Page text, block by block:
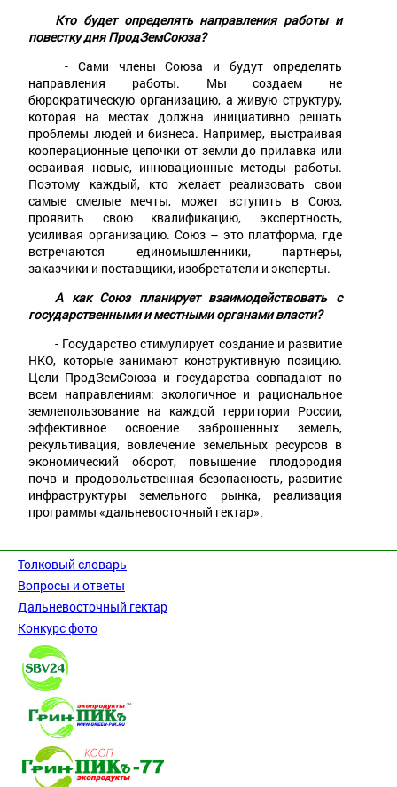
Кто будет определять направления работы и
повестку дня ПродЗемСоюза?
- Сами члены Союза и будут определять
направления работы. Мы создаем не
бюрократическую организацию, а живую структуру,
которая на местах должна инициативно решать
проблемы людей и бизнеса. Например, выстраивая
кооперационные цепочки от земли до прилавка или
осваивая новые, инновационные методы работы.
Поэтому каждый, кто желает реализовать свои
самые смелые мечты, может вступить в Союз,
проявить свою квалификацию, экспертность,
усиливая организацию. Союз – это платформа, где
встречаются единомышленники, партнеры,
заказчики и поставщики, изобретатели и эксперты.
А как Союз планирует взаимодействовать с
государственными и местными органами власти?
- Государство стимулирует создание и развитие
НКО, которые занимают конструктивную позицию.
Цели ПродЗемСоюза и государства совпадают по
всем направлениям: экологичное и рациональное
землепользование на каждой территории России,
эффективное освоение заброшенных земель,
рекультивация, вовлечение земельных ресурсов в
экономический оборот, повышение плодородия
почв и продовольственная безопасность, развитие
инфраструктуры земельного рынка, реализация
программы «дальневосточный гектар».
Толковый словарь
Вопросы и ответы
Дальневосточный гектар
Конкурс фото